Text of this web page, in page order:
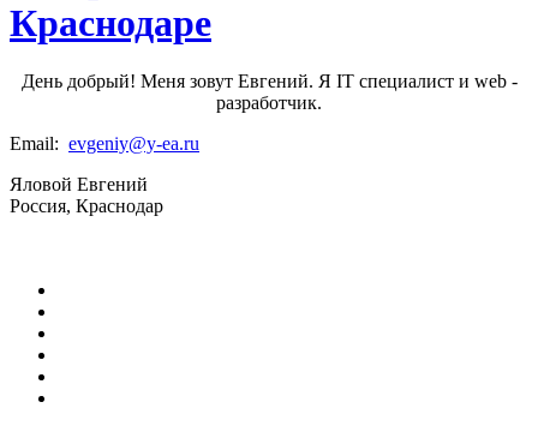
День добрый! Меня зовут Евгений. Я IT специалист и web -
разработчик.
Email: evgeniy@y-ea.ru
Яловой Евгений
Россия, Краснодар